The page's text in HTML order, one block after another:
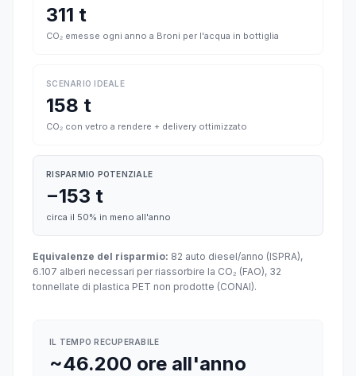
311 t
CO₂ emesse ogni anno a Broni per l'acqua in bottiglia
SCENARIO IDEALE
158 t
CO₂ con vetro a rendere + delivery ottimizzato
RISPARMIO POTENZIALE
−153 t
circa il 50% in meno all'anno
Equivalenze del risparmio: 82 auto diesel/anno (ISPRA),
6.107 alberi necessari per riassorbire la CO₂ (FAO), 32
tonnellate di plastica PET non prodotte (CONAI).
IL TEMPO RECUPERABILE
~46.200 ore all'anno